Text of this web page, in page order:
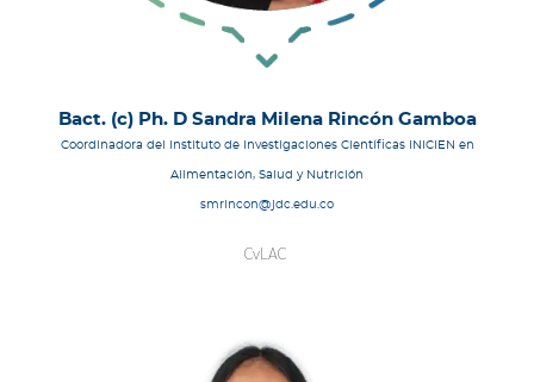
Bact. (c) Ph. D Sandra Milena Rincón Gamboa
Coordinadora del Instituto de Investigaciones Científicas INICIEN en
Alimentación, Salud y Nutrición
smrincon@jdc.edu.co
CvLAC